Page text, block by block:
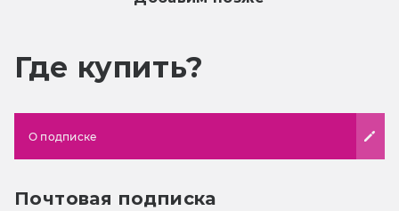
Где купить?
О подписке
Почтовая подписка